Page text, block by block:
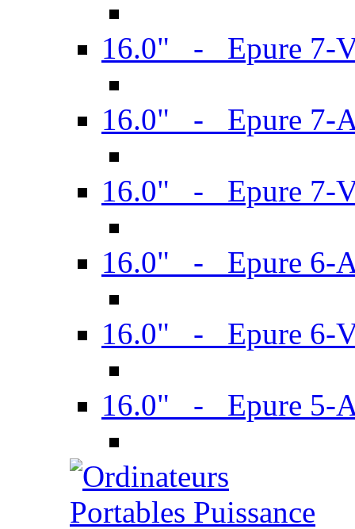
16.0" - Epure 7-
16.0" - Epure 7-
16.0" - Epure 7-
16.0" - Epure 6-
16.0" - Epure 6-
16.0" - Epure 5-